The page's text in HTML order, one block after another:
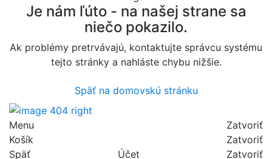
Je nám ľúto - na našej strane sa
niečo pokazilo.
Ak problémy pretrvávajú, kontaktujte správcu systému
tejto stránky a nahláste chybu nižšie.
Späť na domovskú stránku
Menu
Zatvoriť
Košík
Zatvoriť
Späť
Účet Zatvoriť